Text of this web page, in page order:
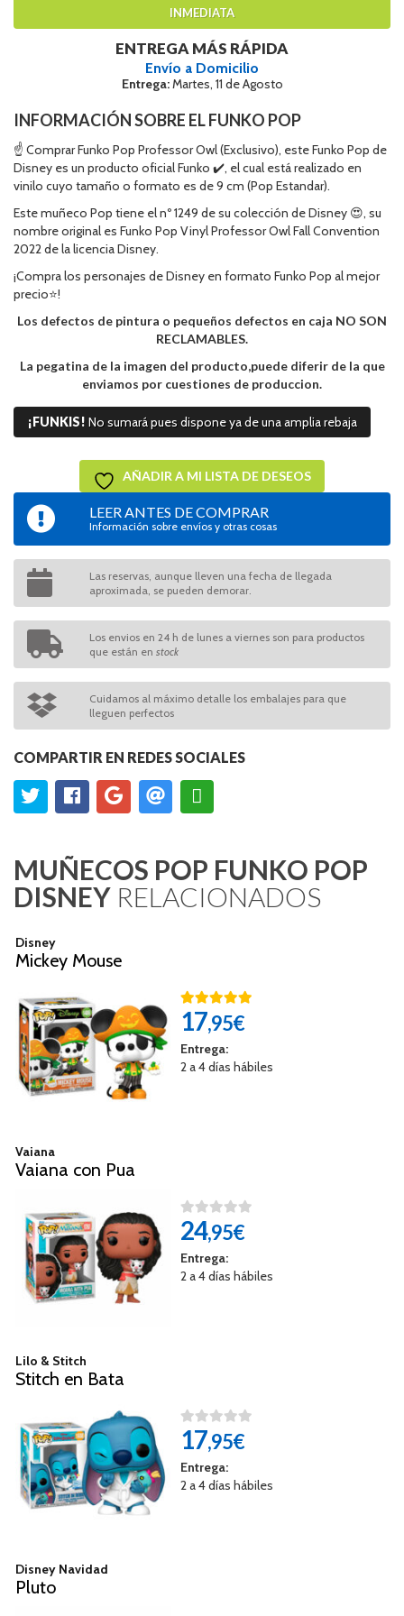
INMEDIATA
ENTREGA MÁS RÁPIDA
Envío a Domicilio
Entrega:Martes, 11 de Agosto
INFORMACIÓN SOBRE EL FUNKO POP
☝ Comprar Funko Pop Professor Owl (Exclusivo), este Funko Pop de
Disney es un producto oficial Funko ✔️, el cual está realizado en
vinilo cuyo tamaño o formato es de 9 cm (Pop Estandar).
Este muñeco Pop tiene el nº 1249 de su colección de Disney 😍, su
nombre original es Funko Pop Vinyl Professor Owl Fall Convention
2022 de la licencia Disney.
¡Compra los personajes de Disney en formato Funko Pop al mejor
precio⭐!
Los defectos de pintura o pequeños defectos en caja NO SON
RECLAMABLES.
La pegatina de la imagen del producto,puede diferir de la que
enviamos por cuestiones de produccion.
¡FUNKIS! No sumará pues dispone ya de una amplia rebaja
AÑADIR A MI LISTA DE DESEOS
LEER ANTES DE COMPRAR
Información sobre envíos y otras cosas
Las reservas, aunque lleven una fecha de llegada
aproximada, se pueden demorar.
Los envios en 24 h de lunes a viernes son para productos
que están en stock
Cuidamos al máximo detalle los embalajes para que
lleguen perfectos
COMPARTIR EN REDES SOCIALES
MUÑECOS POP FUNKO POP
DISNEY RELACIONADOS
Disney
Mickey Mouse
17,95€
Entrega:
2 a 4 días hábiles
Vaiana
Vaiana con Pua
24,95€
Entrega:
2 a 4 días hábiles
Lilo & Stitch
Stitch en Bata
17,95€
Entrega:
2 a 4 días hábiles
Disney Navidad
Pluto